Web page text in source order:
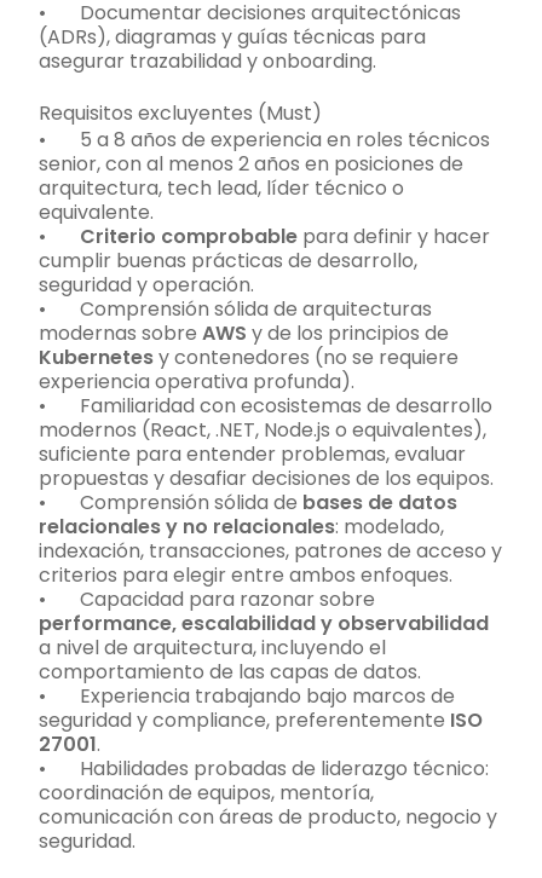
• Documentar decisiones arquitectónicas
(ADRs), diagramas y guías técnicas para
asegurar trazabilidad y onboarding.
Requisitos excluyentes (Must)
• 5 a 8 años de experiencia en roles técnicos
senior, con al menos 2 años en posiciones de
arquitectura, tech lead, líder técnico o
equivalente.
• Criterio comprobable para definir y hacer
cumplir buenas prácticas de desarrollo,
seguridad y operación.
• Comprensión sólida de arquitecturas
modernas sobre AWS y de los principios de
Kubernetesy contenedores (no se requiere
experiencia operativa profunda).
• Familiaridad con ecosistemas de desarrollo
modernos (React, .NET, Node.js o equivalentes),
suficiente para entender problemas, evaluar
propuestas y desafiar decisiones de los equipos.
• Comprensión sólida de bases de datos
relacionales y no relacionales: modelado,
indexación, transacciones, patrones de acceso y
criterios para elegir entre ambos enfoques.
• Capacidad para razonar sobre
performance, escalabilidad y observabilidad
a nivel de arquitectura, incluyendo el
comportamiento de las capas de datos.
• Experiencia trabajando bajo marcos de
seguridad y compliance, preferentemente ISO
27001.
• Habilidades probadas de liderazgo técnico:
coordinación de equipos, mentoría,
comunicación con áreas de producto, negocio y
seguridad.